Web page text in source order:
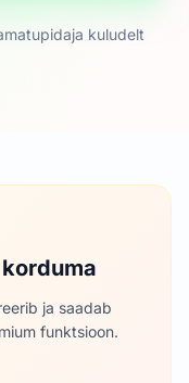
kuludelt
ja saadab
funktsioon.